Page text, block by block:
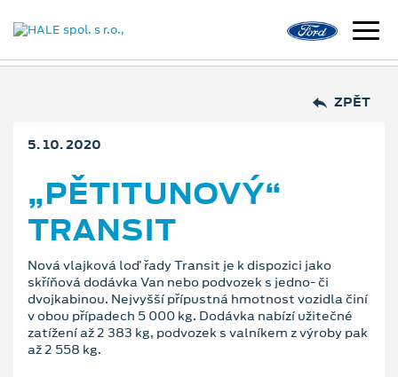
ZPĚT
5. 10. 2020
„PĚTITUNOVÝ“
TRANSIT
Nová vlajková loď řady Transit je k dispozici jako
skříňová dodávka Van nebo podvozek s jedno- či
dvojkabinou. Nejvyšší přípustná hmotnost vozidla činí
v obou případech 5 000 kg. Dodávka nabízí užitečné
zatížení až 2 383 kg, podvozek s valníkem z výroby pak
až 2 558 kg.